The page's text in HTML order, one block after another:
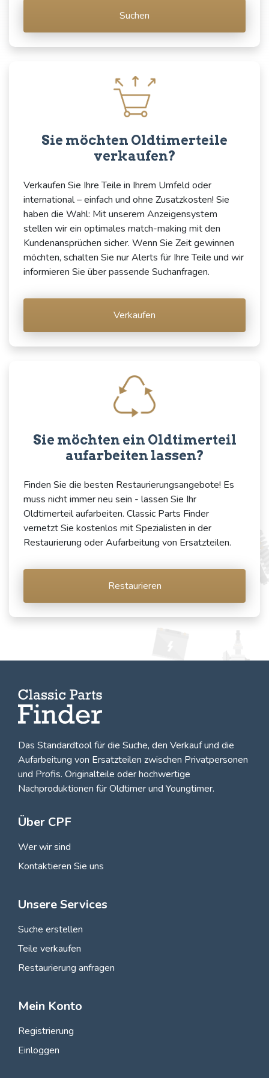
Suchen
Sie möchten Oldtimerteile
verkaufen?
Verkaufen Sie Ihre Teile in Ihrem Umfeld oder
international – einfach und ohne Zusatzkosten! Sie
haben die Wahl: Mit unserem Anzeigensystem
stellen wir ein optimales match-making mit den
Kundenansprüchen sicher. Wenn Sie Zeit gewinnen
möchten, schalten Sie nur Alerts für Ihre Teile und wir
informieren Sie über passende Suchanfragen.
Verkaufen
Sie möchten ein Oldtimerteil
aufarbeiten lassen?
Finden Sie die besten Restaurierungsangebote! Es
muss nicht immer neu sein - lassen Sie Ihr
Oldtimerteil aufarbeiten. Classic Parts Finder
vernetzt Sie kostenlos mit Spezialisten in der
Restaurierung oder Aufarbeitung von Ersatzteilen.
Restaurieren
Das Standardtool für die Suche, den Verkauf und die
Aufarbeitung von Ersatzteilen zwischen Privatpersonen
und Profis. Originalteile oder hochwertige
Nachproduktionen für Oldtimer und Youngtimer.
Über CPF
Wer wir sind
Kontaktieren Sie uns
Unsere Services
Suche erstellen
Teile verkaufen
Restaurierung anfragen
Mein Konto
Registrierung
Einloggen